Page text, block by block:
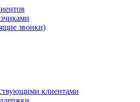
звонки)
клиентами